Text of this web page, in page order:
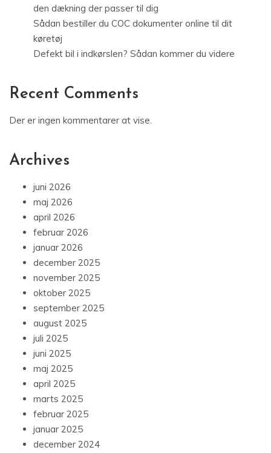
den dækning der passer til dig
Sådan bestiller du COC dokumenter online til dit
køretøj
Defekt bil i indkørslen? Sådan kommer du videre
Recent Comments
Der er ingen kommentarer at vise.
Archives
juni 2026
maj 2026
april 2026
februar 2026
januar 2026
december 2025
november 2025
oktober 2025
september 2025
august 2025
juli 2025
juni 2025
maj 2025
april 2025
marts 2025
februar 2025
januar 2025
december 2024